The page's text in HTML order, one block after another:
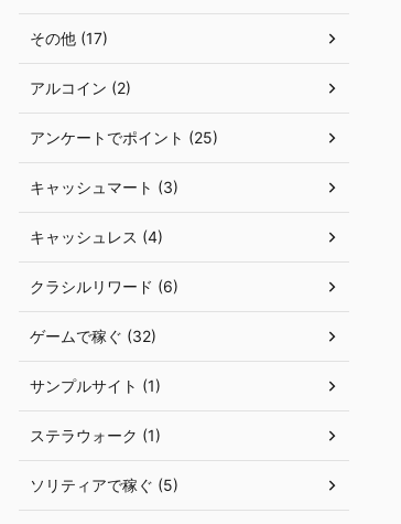
その他 (17)
アルコイン (2)
アンケートでポイント (25)
キャッシュマート (3)
キャッシュレス (4)
クラシルリワード (6)
ゲームで稼ぐ (32)
サンプルサイト (1)
ステラウォーク (1)
ソリティアで稼ぐ (5)